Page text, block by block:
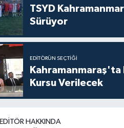
TSYD
Sürüyor
EDITÖRÜN SEÇTIĞI
Kahramanmaraş'ta
Kursu Verilecek
EDITÖR HAKKINDA